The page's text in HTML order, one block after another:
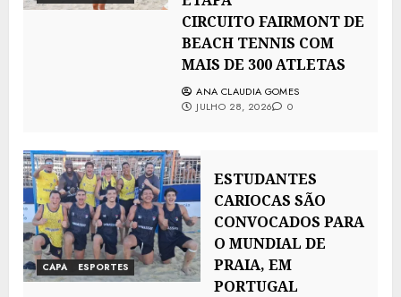
CIRCUITO FAIRMONT DE
BEACH TENNIS COM
MAIS DE 300 ATLETAS
ANA CLAUDIA GOMES
JULHO 28, 2026
0
CAPA ESPORTES
ESTUDANTES
CARIOCAS SÃO
CONVOCADOS PARA
O MUNDIAL DE
PRAIA, EM
PORTUGAL